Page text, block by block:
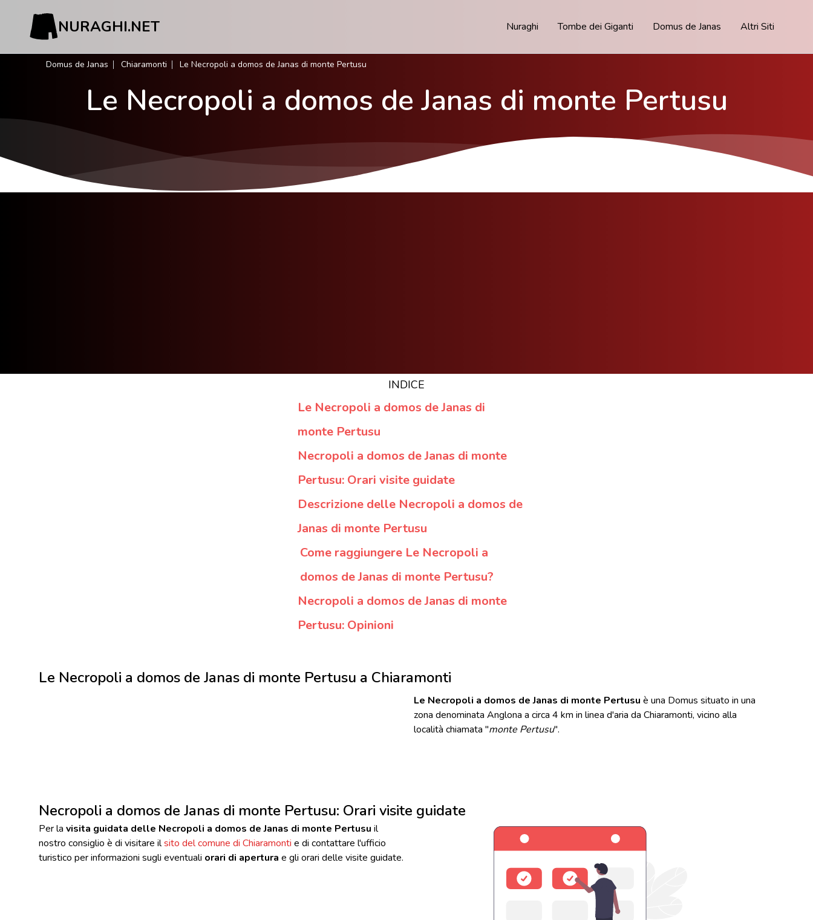
NURAGHI.NET Nuraghi Tombe dei Giganti Domus de Janas Altri Siti
Domus de Janas Chiaramonti Le Necropoli a domos de Janas di monte Pertusu
Le Necropoli a domos de Janas di monte Pertusu
INDICE
Le Necropoli a domos de Janas di
monte Pertusu
Necropoli a domos de Janas di monte
Pertusu: Orari visite guidate
Descrizione delle Necropoli a domos de
Janas di monte Pertusu
Come raggiungere Le Necropoli a
domos de Janas di monte Pertusu?
Necropoli a domos de Janas di monte
Pertusu: Opinioni
Le Necropoli a domos de Janas di monte Pertusu a Chiaramonti
Le Necropoli a domos de Janas di monte Pertusu è una Domus situato in una
zona denominata Anglona a circa 4 km in linea d'aria da Chiaramonti, vicino alla
località chiamata "monte Pertusu".
Necropoli a domos de Janas di monte Pertusu: Orari visite guidate
Per la visita guidata delle Necropoli a domos de Janas di monte Pertusu il
nostro consiglio è di visitare ilsito del comune di Chiaramonti e di contattare l'ufficio
turistico per informazioni sugli eventuali orari di apertura e gli orari delle visite guidate.